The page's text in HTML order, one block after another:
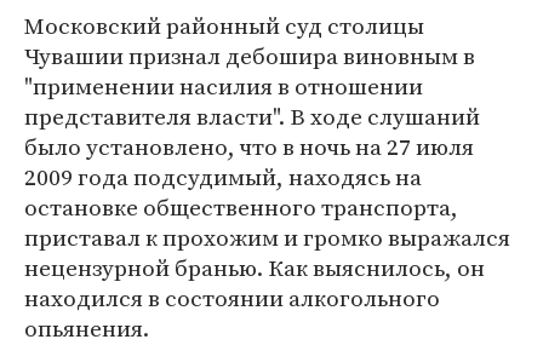
Московский районный суд столицы
Чувашии признал дебошира виновным в
"применении насилия в отношении
представителя власти". В ходе слушаний
было установлено, что в ночь на 27 июля
2009 года подсудимый, находясь на
остановке общественного транспорта,
приставал к прохожим и громко выражался
нецензурной бранью. Как выяснилось, он
находился в состоянии алкогольного
опьянения.